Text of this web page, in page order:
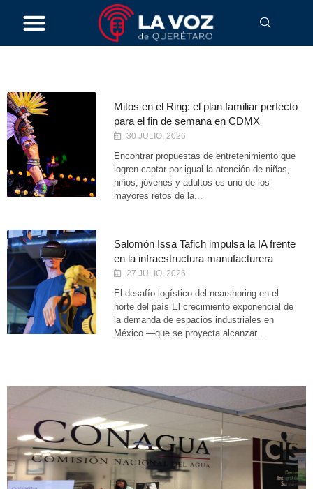
Mitos en el Ring: el plan familiar perfecto
para el fin de semana en CDMX
30 JULIO, 2026
Encontrar propuestas de entretenimiento que
logren captar por igual la atención de niñas,
niños, jóvenes y adultos es uno de los
mayores retos de la...
Salomón Issa Tafich impulsa la IA frente
en la infraestructura manufacturera
27 JULIO, 2026
El desafío logístico del nearshoring en el
norte del país El crecimiento exponencial de
la demanda de espacios industriales en
México —que se proyecta alcanzar...